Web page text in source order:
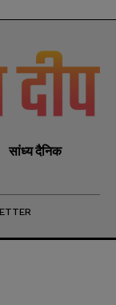
सांध्य दैनिक